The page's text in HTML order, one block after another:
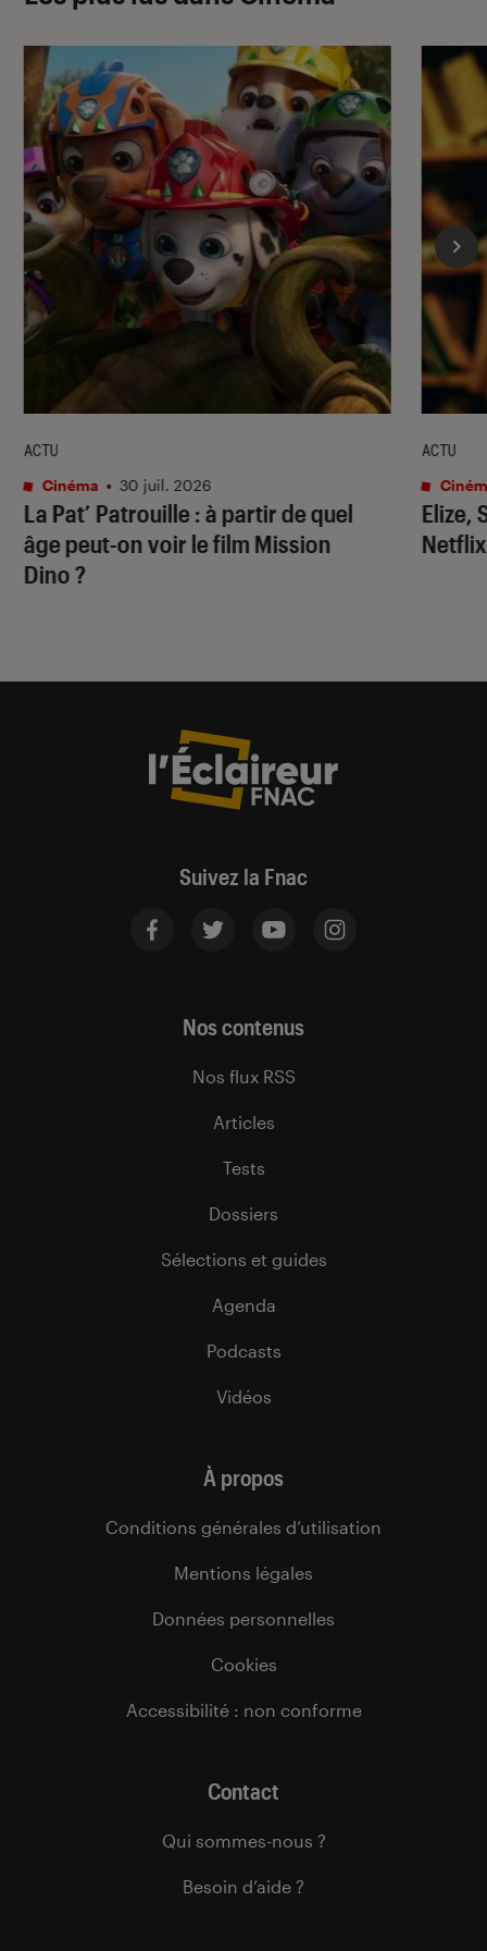
La Pat’ Patrouille: à partir de quel
âge peut-on voir le film Mission
Dino?
ACTU
Cinéma • 30 juil. 2026
Elize,
ACTU
Suivez la Fnac
Nos contenus
Nos flux RSS
Articles
Tests
Dossiers
Sélections et guides
Agenda
Podcasts
Vidéos
À propos
Conditions générales d’utilisation
Mentions légales
Données personnelles
Cookies
Accessibilité : non conforme
Contact
Qui sommes-nous ?
Besoin d’aide ?